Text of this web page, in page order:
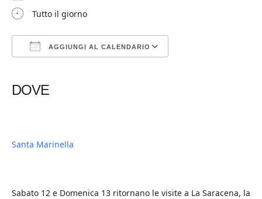
Tutto il giorno
AGGIUNGI AL CALENDARIO
DOVE
Santa Marinella
Sabato 12 e Domenica 13 ritornano le visite a La Saracena, la